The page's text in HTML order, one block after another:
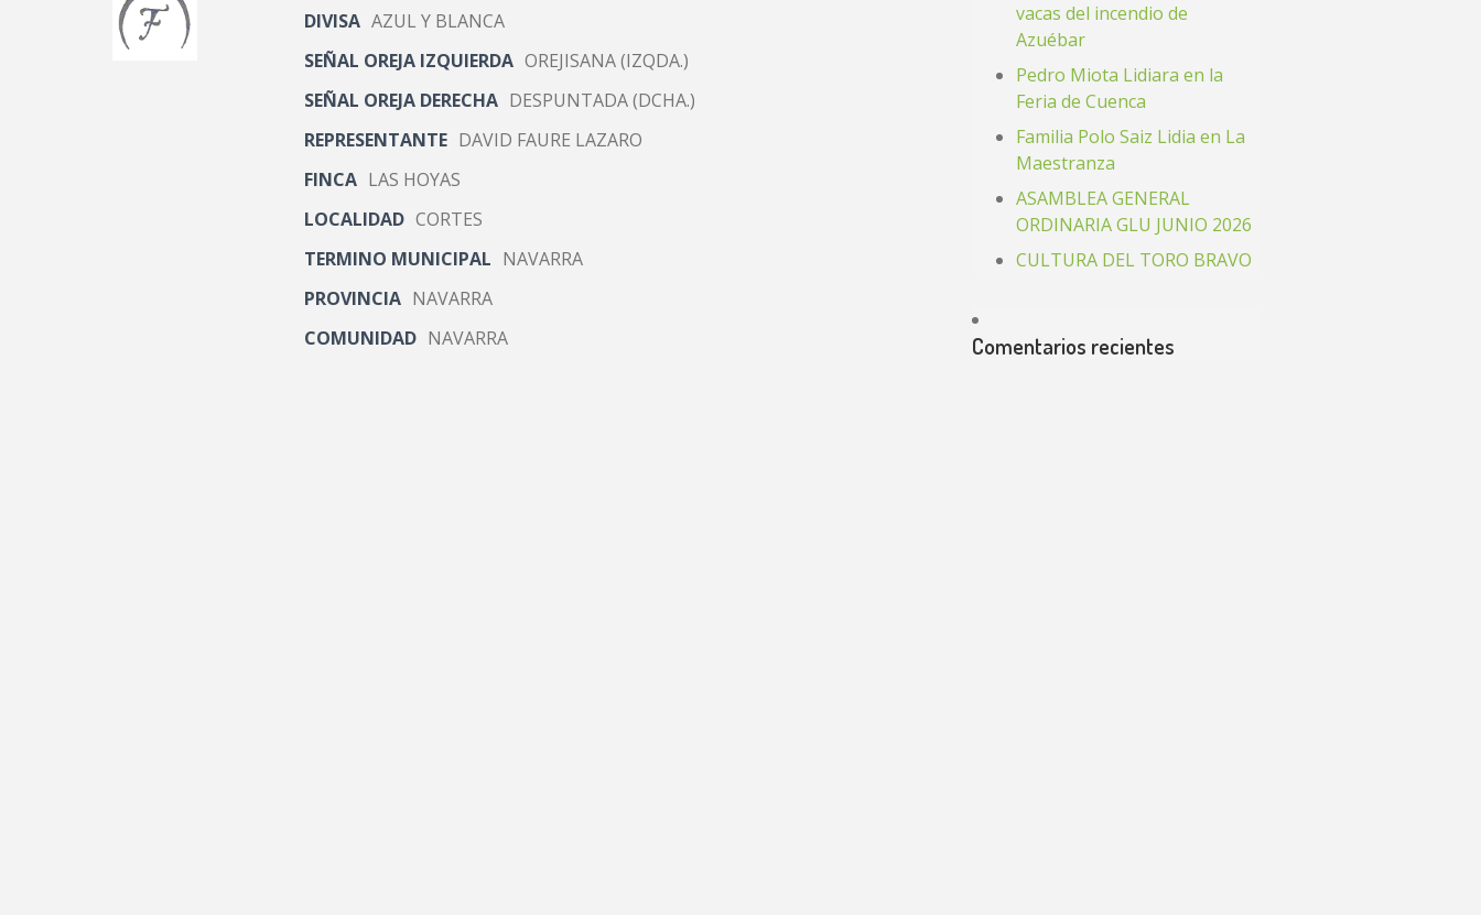
DIVISA AZUL Y BLANCA
SEÑAL OREJA IZQUIERDA OREJISANA (IZQDA.)
SEÑAL OREJA DERECHA DESPUNTADA (DCHA.)
REPRESENTANTE DAVID FAURE LAZARO
FINCA LAS HOYAS
LOCALIDAD CORTES
TERMINO MUNICIPAL NAVARRA
PROVINCIA NAVARRA
COMUNIDAD NAVARRA
vacas del incendio de
Azuébar
Pedro Miota Lidiara en la
Feria de Cuenca
Familia Polo Saiz Lidia en La
Maestranza
ASAMBLEA GENERAL
ORDINARIA GLU JUNIO 2026
CULTURA DEL TORO BRAVO
Comentarios recientes